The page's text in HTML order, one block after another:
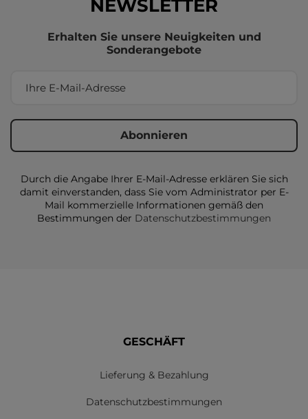
NEWSLETTER
Erhalten Sie unsere Neuigkeiten und
Sonderangebote
Durch die Angabe Ihrer E-Mail-Adresse erklären Sie sich
damit einverstanden, dass Sie vom Administrator per E-
Mail kommerzielle Informationen gemäß den
Bestimmungen der Datenschutzbestimmungen
GESCHÄFT
Lieferung & Bezahlung
Datenschutzbestimmungen